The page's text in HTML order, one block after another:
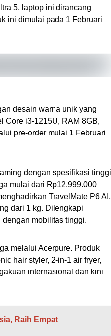
5, laptop ini dirancang
ini dimulai pada 1 Februari
desain warna unik yang
Core i3-1215U, RAM 8GB,
pre-order mulai 1 Februari
dengan spesifikasi tinggi
mulai dari Rp12.999.000
TravelMate P6 AI,
dari 1 kg. Dilengkapi
mobilitas tinggi.
melalui Acerpure. Produk
hair styler, 2-in-1 air fryer,
internasional dan kini
Raih Empat